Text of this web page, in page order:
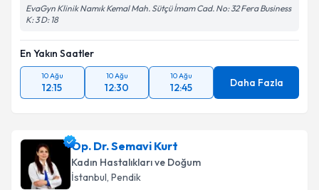
EvaGyn Klinik Namık Kemal Mah. Sütçü İmam Cad. No: 32 Fera Business
K: 3 D: 18
En Yakın Saatler
10 Ağu
12:15
10 Ağu
12:30
10 Ağu
12:45 Daha Fazla
Op. Dr. Semavi Kurt
Kadın Hastalıkları ve Doğum
İstanbul, Pendik